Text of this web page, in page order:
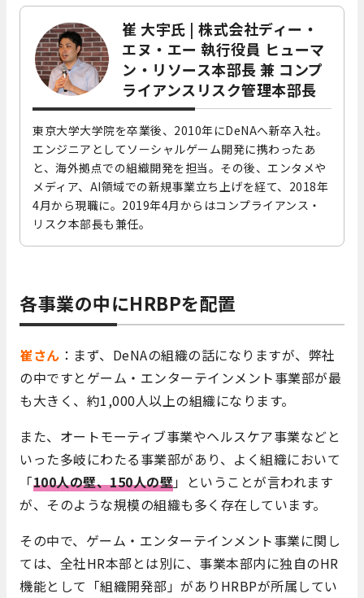
崔 大宇氏 | 株式会社ディー・
エヌ・エー 執行役員 ヒューマ
ン・リソース本部長 兼 コンプ
ライアンスリスク管理本部長
東京大学大学院を卒業後、2010年にDeNAへ新卒入社。
エンジニアとしてソーシャルゲーム開発に携わったあ
と、海外拠点での組織開発を担当。その後、エンタメや
メディア、AI領域での新規事業立ち上げを経て、2018年
4月から現職に。2019年4月からはコンプライアンス・
リスク本部長も兼任。
各事業の中にHRBPを配置
崔さん ：まず、DeNAの組織の話になりますが、弊社
の中ですとゲーム・エンターテインメント事業部が最
も大きく、約1,000人以上の組織になります。
また、オートモーティブ事業やヘルスケア事業などと
いった多岐にわたる事業部があり、よく組織において
「100人の壁、150人の壁」ということが言われます
が、そのような規模の組織も多く存在しています。
その中で、ゲーム・エンターテインメント事業に関し
ては、全社HR本部とは別に、事業本部内に独自のHR
機能として「組織開発部」がありHRBPが所属してい